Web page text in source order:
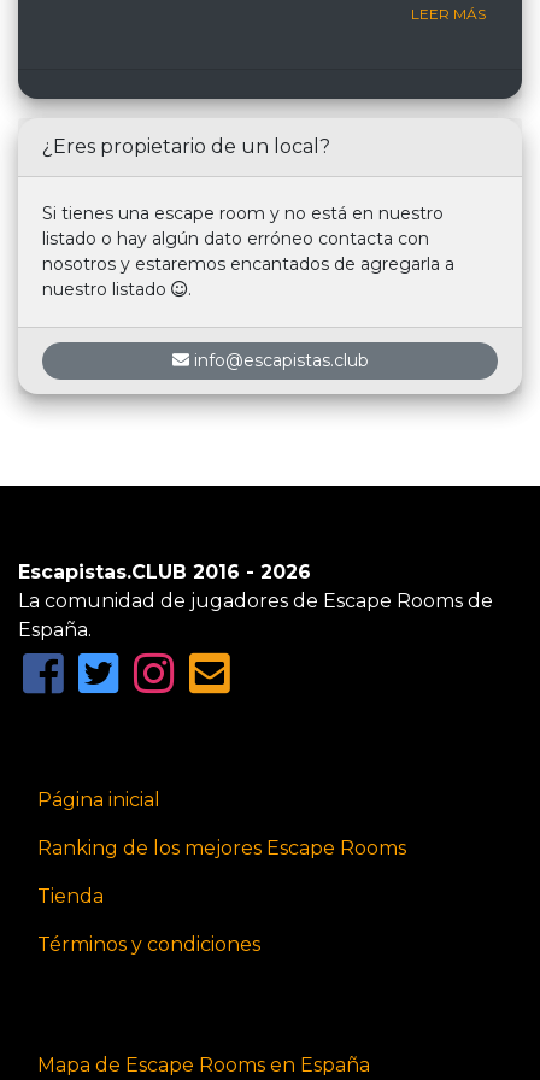
LEER MÁS
¿Eres propietario de un local?
Si tienes una escape room y no está en nuestro
listado o hay algún dato erróneo contacta con
nosotros y estaremos encantados de agregarla a
nuestro listado
.
info@escapistas.club
Escapistas.CLUB 2016 - 2026
La comunidad de jugadores de Escape Rooms de
España.
Página inicial
Ranking de los mejores Escape Rooms
Tienda
Términos y condiciones
Mapa de Escape Rooms en España